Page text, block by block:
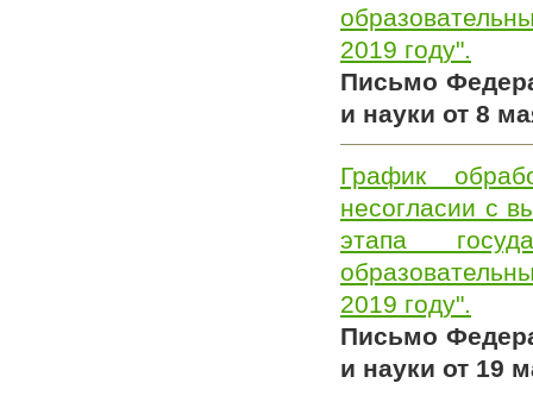
2019 году".
Письмо
и науки от 8
График
несогласии с
этапа
2019 году".
Письмо
и науки от 19